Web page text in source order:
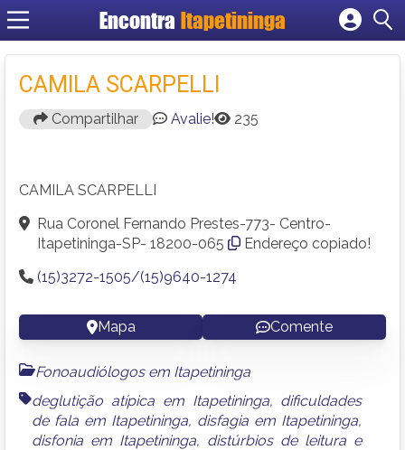
Encontra Itapetininga
Cadastrar empresa
Criar conta
CAMILA SCARPELLI
Compartilhar Avalie! 235
CAMILA SCARPELLI
Rua Coronel Fernando Prestes-773- Centro-
Itapetininga-SP- 18200-065
Endereço copiado!
(15)3272-1505/(15)9640-1274
Mapa Comente
Fonoaudiólogos em Itapetininga
deglutição atípica em Itapetininga, dificuldades
de fala em Itapetininga, disfagia em Itapetininga,
disfonia em Itapetininga, distúrbios de leitura e